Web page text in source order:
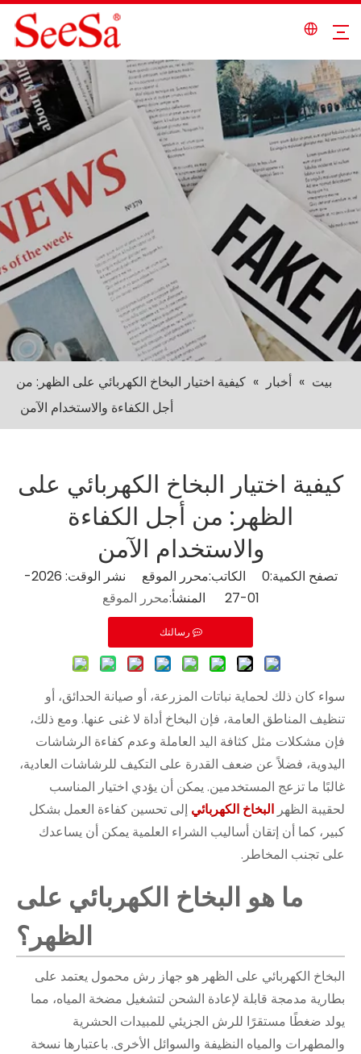
بيت » أخبار » كيفية اختيار البخاخ الكهربائي على الظهر: من
أجل الكفاءة والاستخدام الآمن
كيفية اختيار البخاخ الكهربائي على
الظهر: من أجل الكفاءة
والاستخدام الآمن
تصفح الكمية:0
الكاتب:محرر الموقع نشر الوقت: 2026-
01-27 المنشأ:
محرر الموقع
رسالتك
سواء كان ذلك لحماية نباتات المزرعة، أو صيانة الحدائق، أو
تنظيف المناطق العامة، فإن البخاخ أداة لا غنى عنها. ومع ذلك،
فإن مشكلات مثل كثافة اليد العاملة وعدم كفاءة الرشاشات
اليدوية، فضلاً عن ضعف القدرة على التكيف للرشاشات العادية،
غالبًا ما تزعج المستخدمين. يمكن أن يؤدي اختيار المناسب
لحقيبة الظهر البخاخ الكهربائي إلى تحسين كفاءة العمل بشكل
كبير، كما أن إتقان أساليب الشراء العلمية يمكن أن يساعدك
على تجنب المخاطر.
ما هو البخاخ الكهربائي على
الظهر؟
البخاخ الكهربائي على الظهر هو جهاز رش محمول يعتمد على
بطارية مدمجة قابلة لإعادة الشحن لتشغيل مضخة المياه، مما
يولد ضغطًا مستقرًا للرش الجزيئي للمبيدات الحشرية
والمطهرات والمياه النظيفة والسوائل الأخرى. باعتبارها نسخة